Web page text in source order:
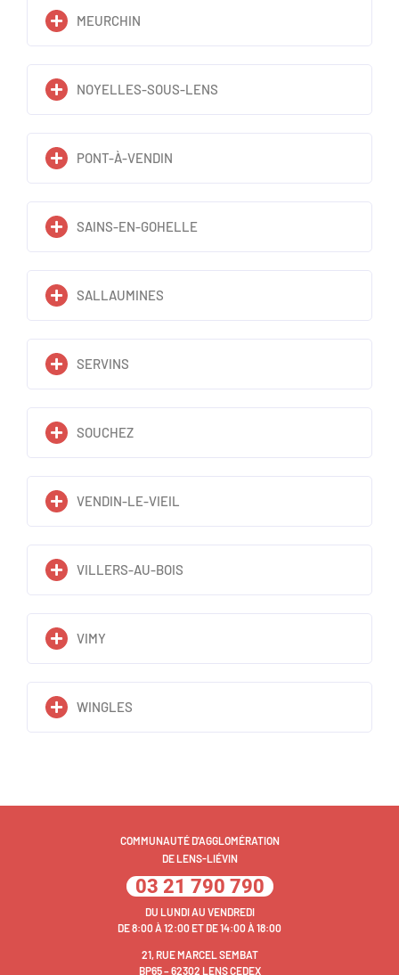
MEURCHIN
NOYELLES-SOUS-LENS
PONT-À-VENDIN
SAINS-EN-GOHELLE
SALLAUMINES
SERVINS
SOUCHEZ
VENDIN-LE-VIEIL
VILLERS-AU-BOIS
VIMY
WINGLES
COMMUNAUTÉ D'AGGLOMÉRATION
DE LENS-LIÉVIN
03 21 790 790
DU LUNDI AU VENDREDI
DE 8:00 À 12:00 ET DE 14:00 À 18:00
21, RUE MARCEL SEMBAT
BP65 – 62302 LENS CEDEX